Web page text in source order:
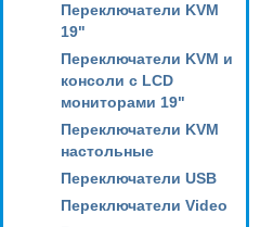
Переключатели KVM
19"
Переключатели KVM и
консоли с LCD
мониторами 19"
Переключатели KVM
настольные
Переключатели USB
Переключатели Video